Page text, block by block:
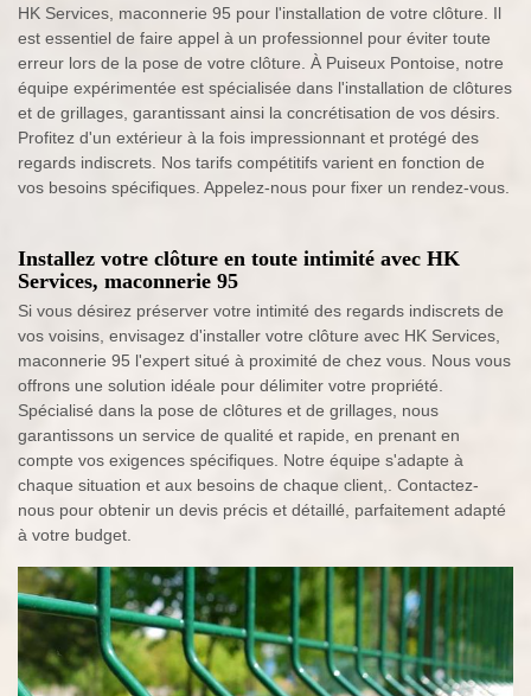
HK Services, maconnerie 95 pour l'installation de votre clôture. Il
est essentiel de faire appel à un professionnel pour éviter toute
erreur lors de la pose de votre clôture. À Puiseux Pontoise, notre
équipe expérimentée est spécialisée dans l'installation de clôtures
et de grillages, garantissant ainsi la concrétisation de vos désirs.
Profitez d'un extérieur à la fois impressionnant et protégé des
regards indiscrets. Nos tarifs compétitifs varient en fonction de
vos besoins spécifiques. Appelez-nous pour fixer un rendez-vous.
Installez votre clôture en toute intimité avec HK
Services, maconnerie 95
Si vous désirez préserver votre intimité des regards indiscrets de
vos voisins, envisagez d'installer votre clôture avec HK Services,
maconnerie 95 l'expert situé à proximité de chez vous. Nous vous
offrons une solution idéale pour délimiter votre propriété.
Spécialisé dans la pose de clôtures et de grillages, nous
garantissons un service de qualité et rapide, en prenant en
compte vos exigences spécifiques. Notre équipe s'adapte à
chaque situation et aux besoins de chaque client,. Contactez-
nous pour obtenir un devis précis et détaillé, parfaitement adapté
à votre budget.